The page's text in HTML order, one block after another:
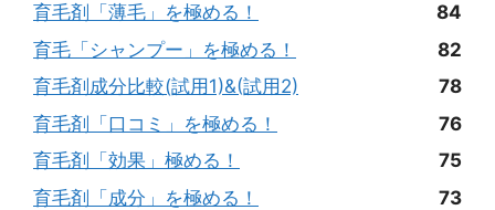
育毛剤「薄毛」を極める！
84
育毛「シャンプー」を極める！
82
育毛剤成分比較(試用1)&(試用2)
78
育毛剤「口コミ」を極める！
76
育毛剤「効果」極める！
75
育毛剤「成分」を極める！
73